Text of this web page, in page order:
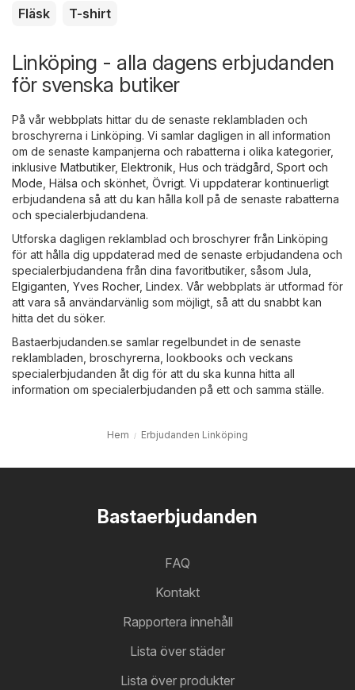
Fläsk
T-shirt
Linköping - alla dagens erbjudanden
för svenska butiker
På vår webbplats hittar du de senaste reklambladen och
broschyrerna i Linköping. Vi samlar dagligen in all information
om de senaste kampanjerna och rabatterna i olika kategorier,
inklusive Matbutiker, Elektronik Hus och trädgård Sport och
Mode Hälsa och skönhet Övrigt. Vi uppdaterar kontinuerligt
erbjudandena så att du kan hålla koll på de senaste rabatterna
och specialerbjudandena.
Utforska dagligen reklamblad och broschyrer från Linköping
för att hålla dig uppdaterad med de senaste erbjudandena och
specialerbjudandena från dina favoritbutiker, såsom Jula
Elgiganten Yves Rocher, Lindex. Vår webbplats är utformad för
att vara så användarvänlig som möjligt, så att du snabbt kan
hitta det du söker.
Bastaerbjudanden.se samlar regelbundet in de senaste
reklambladen, broschyrerna, lookbooks och veckans
specialerbjudanden åt dig för att du ska kunna hitta all
information om specialerbjudanden på ett och samma ställe.
Hem Erbjudanden Linköping
Bastaerbjudanden
FAQ
Kontakt
Rapportera innehåll
Lista över städer
Lista över produkter